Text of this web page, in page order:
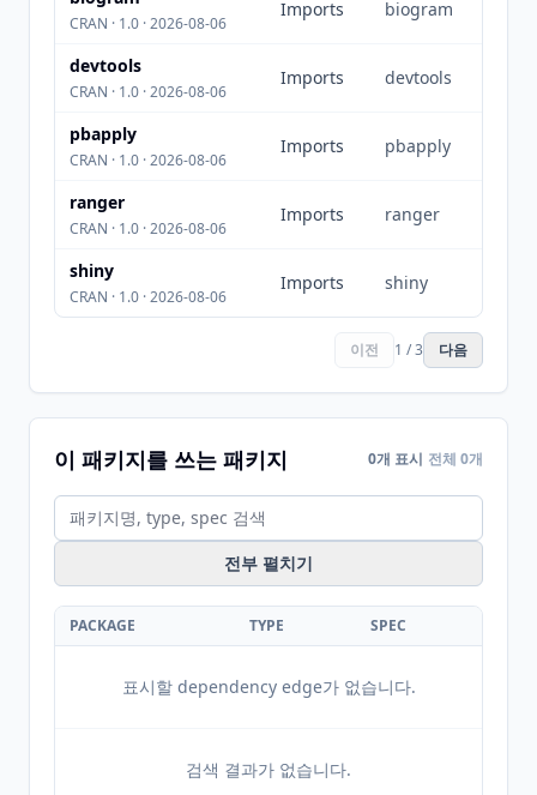
CRAN · 1.0 · 2026-08-06
Imports biogram
devtools
CRAN · 1.0 · 2026-08-06
Imports devtools
pbapply
CRAN · 1.0 · 2026-08-06
Imports pbapply
ranger
CRAN · 1.0 · 2026-08-06
Imports ranger
shiny
CRAN · 1.0 · 2026-08-06
Imports shiny
이전 1 / 3 다음
이 패키지를 쓰는 패키지 0개 표시 전체 0개
전부 펼치기
PACKAGE TYPE SPEC
표시할 dependency edge가 없습니다.
검색 결과가 없습니다.